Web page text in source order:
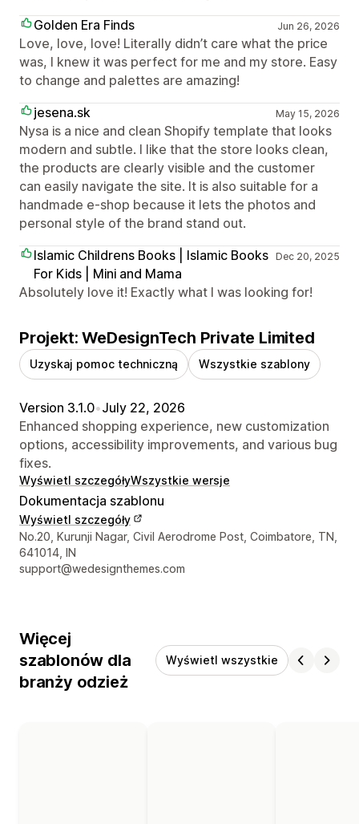
Golden Era Finds
Jun 26, 2026
Love, love, love! Literally didn’t care what the price
was, I knew it was perfect for me and my store. Easy
to change and palettes are amazing!
jesena.sk
May 15, 2026
Nysa is a nice and clean Shopify template that looks
modern and subtle. I like that the store looks clean,
the products are clearly visible and the customer
can easily navigate the site. It is also suitable for a
handmade e-shop because it lets the photos and
personal style of the brand stand out.
Islamic Childrens Books | Islamic Books
For Kids | Mini and Mama
Dec 20, 2025
Absolutely love it! Exactly what I was looking for!
Projekt: WeDesignTech Private Limited
Uzyskaj pomoc techniczną Wszystkie szablony
Version 3.1.0•July 22, 2026
Enhanced shopping experience, new customization
options, accessibility improvements, and various bug
fixes.
Wyświetl szczegółyWszystkie wersje
Dokumentacja szablonu
Wyświetl szczegóły
Dane kontaktowe projektanta
No.20, Kurunji Nagar, Civil Aerodrome Post, Coimbatore, TN,
641014, IN
support@wedesignthemes.com
Więcej
szablonów dla
branży odzież
Wyświetl wszystkie